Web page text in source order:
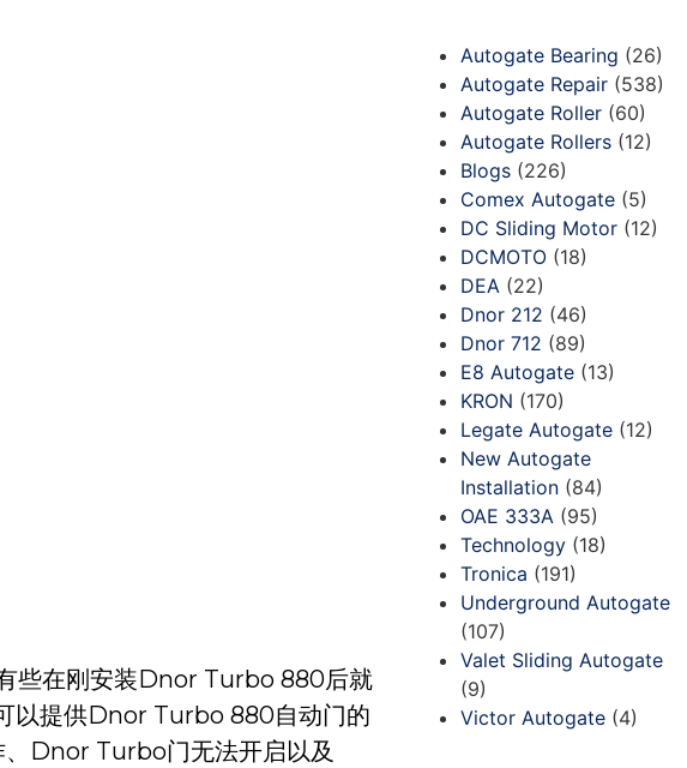
些在刚安装Dnor Turbo 880后就
以提供Dnor Turbo 880自动门的
Dnor Turbo门无法开启以及
Autogate Bearing (26)
Autogate Repair(538)
Autogate Roller(60)
Autogate Rollers(12)
Blogs(226)
Comex Autogate(5)
DC Sliding Motor(12)
DCMOTO(18)
DEA(22)
Dnor 212 (46)
Dnor 712 (89)
E8 Autogate(13)
KRON (170)
Legate Autogate(12)
New Autogate
Installation(84)
OAE 333A(95)
Technology(18)
Tronica (191)
Underground Autogate
(107)
Valet Sliding Autogate
(9)
Victor Autogate(4)